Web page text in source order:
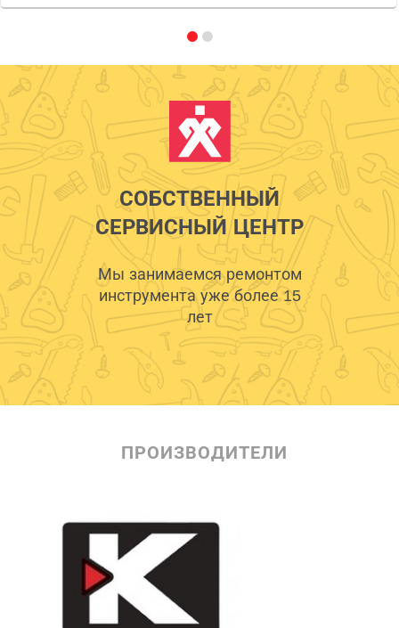
СОБСТВЕННЫЙ
СЕРВИСНЫЙ ЦЕНТР
Мы занимаемся ремонтом
инструмента уже более 15
лет
ПРОИЗВОДИТЕЛИ